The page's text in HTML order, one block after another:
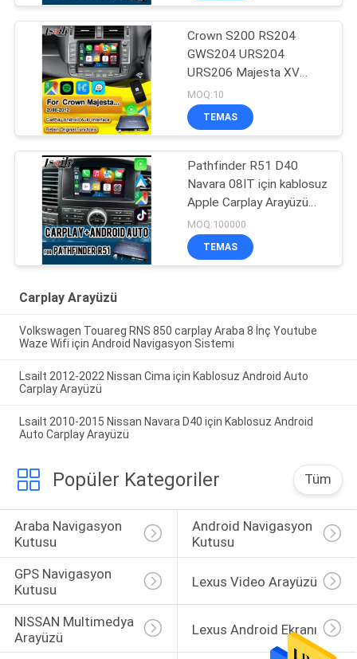
Crown S200 RS204
GWS204 URS204
URS206 Majesta XV
Athlete Saloon Toyota
Entegre Android Auto için
Kablosuz Apple CarPlay
MOQ:10
TEMAS
Pathfinder R51 D40
Navara 08IT için kablosuz
Apple Carplay Arayüzü
Android Auto, Bluetooth,
WiFi, YouTube Müzik ile
MOQ:100000
TEMAS
Carplay Arayüzü
Volkswagen Touareg RNS 850 carplay Araba 8 İnç Youtube
Waze Wifi için Android Navigasyon Sistemi
Lsailt 2012-2022 Nissan Cima için Kablosuz Android Auto
Carplay Arayüzü
Lsailt 2010-2015 Nissan Navara D40 için Kablosuz Android
Auto Carplay Arayüzü
Popüler Kategoriler Tüm
Araba Navigasyon
Kutusu
Android Navigasyon
Kutusu
GPS Navigasyon
Kutusu
Lexus Video Arayüzü
NISSAN Multimedya
Arayüzü
Lexus Android Ekranı